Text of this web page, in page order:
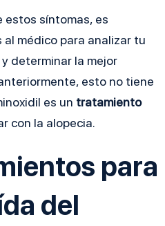
estos síntomas, es
médico para analizar tu
determinar la mejor
esto no tiene
es un tratamiento
con la alopecia.
para
del